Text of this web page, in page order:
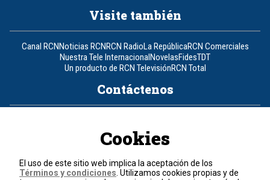
Visite también
Canal RCNNoticias RCNRCN RadioLa RepúblicaRCN Comerciales
Nuestra Tele InternacionalNovelasFidesTDT
Un producto de RCN TelevisiónRCN Total
Contáctenos
Política de cookies
Términos y condiciones
Cookies
El uso de este sitio web implica la aceptación de los
Términos y condiciones . Utilizamos cookies propias y de